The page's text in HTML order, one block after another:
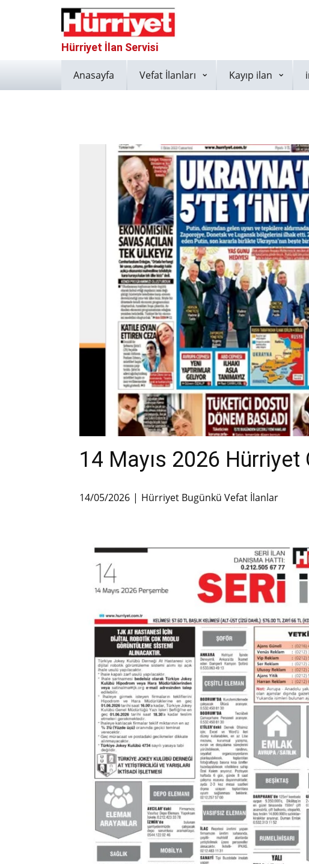
Hürriyet İlan Servisi
Anasayfa Vefat İlanları Kayıp ilan
14 Mayıs 2026 Hürriyet
14/05/2026 Hürriyet Bugünkü Vefat İlanlar